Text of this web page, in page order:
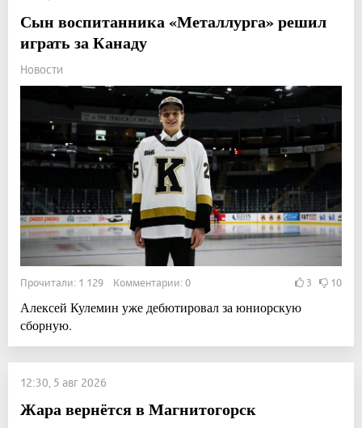
Сын воспитанника «Металлурга» решил
играть за Канаду
Новости
Прочитали: 1 129 Комментарии: 0 3 10
Алексей Кулемин уже дебютировал за юниорскую
сборную.
12:30, 5 авг 2026
Жара вернётся в Магнитогорск